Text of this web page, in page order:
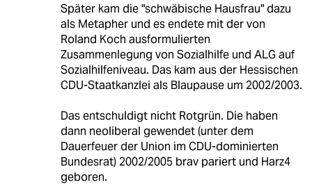
Später kam die "schwäbische Hausfrau" dazu
als Metapher und es endete mit der von
Roland Koch ausformulierten
Zusammenlegung von Sozialhilfe und ALG auf
Sozialhilfeniveau. Das kam aus der Hessischen
CDU-Staatkanzlei als Blaupause um 2002/2003.
Das entschuldigt nicht Rotgrün. Die haben
dann neoliberal gewendet (unter dem
Dauerfeuer der Union im CDU-dominierten
Bundesrat) 2002/2005 brav pariert und Harz4
geboren.